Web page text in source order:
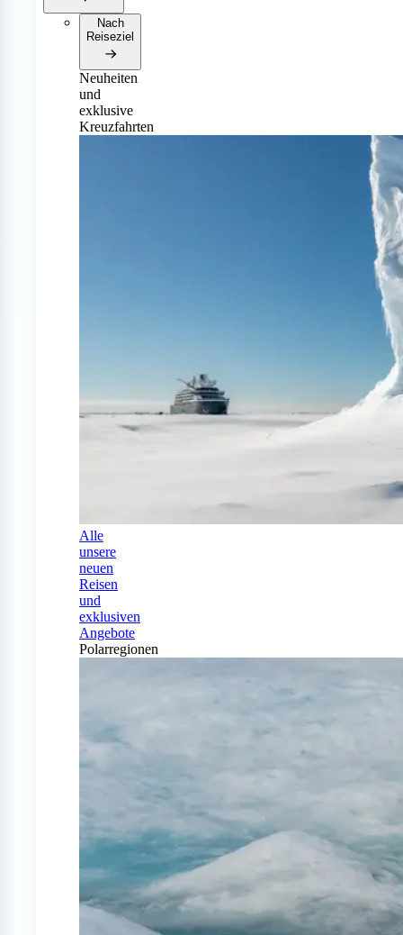
Nach
Reiseziel
Neuheiten
und
exklusive
Kreuzfahrten
Alle
unsere
neuen
Reisen
und
exklusiven
Angebote
Polarregionen